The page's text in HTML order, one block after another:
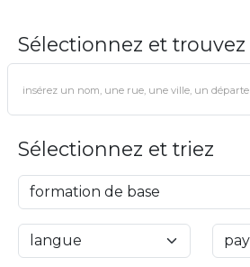
Sélectionnez et trouvez
Sélectionnez et triez